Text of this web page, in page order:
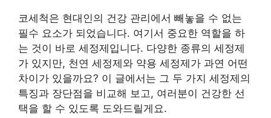
코세척은 현대인의 건강 관리에서 빼놓을 수 없는
필수 요소가 되었습니다. 여기서 중요한 역할을 하
는 것이 바로 세정제입니다. 다양한 종류의 세정제
가 있지만, 천연 세정제와 약용 세정제가 과연 어떤
차이가 있을까요? 이 글에서는 그 두 가지 세정제의
특징과 장단점을 비교해 보고, 여러분이 건강한 선
택을 할 수 있도록 도와드릴게요.